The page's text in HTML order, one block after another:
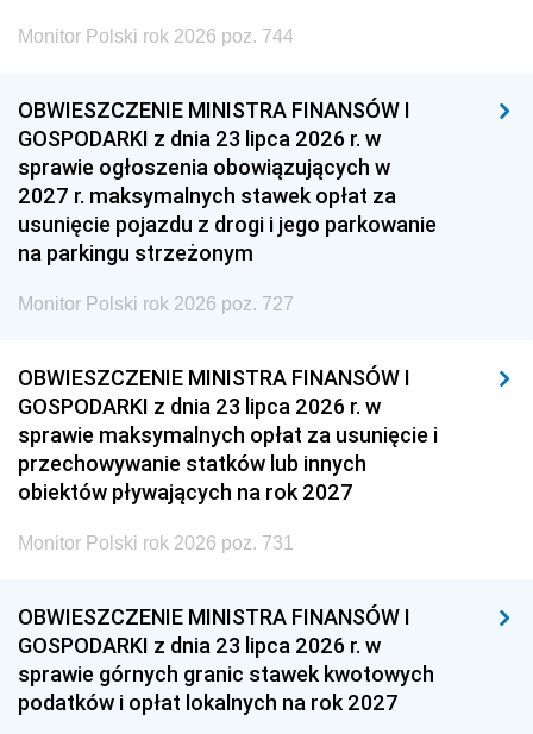
Monitor Polski rok 2026 poz. 744
OBWIESZCZENIE MINISTRA FINANSÓW I
GOSPODARKI z dnia 23 lipca 2026 r. w
sprawie ogłoszenia obowiązujących w
2027 r. maksymalnych stawek opłat za
usunięcie pojazdu z drogi i jego parkowanie
na parkingu strzeżonym
Monitor Polski rok 2026 poz. 727
OBWIESZCZENIE MINISTRA FINANSÓW I
GOSPODARKI z dnia 23 lipca 2026 r. w
sprawie maksymalnych opłat za usunięcie i
przechowywanie statków lub innych
obiektów pływających na rok 2027
Monitor Polski rok 2026 poz. 731
OBWIESZCZENIE MINISTRA FINANSÓW I
GOSPODARKI z dnia 23 lipca 2026 r. w
sprawie górnych granic stawek kwotowych
podatków i opłat lokalnych na rok 2027